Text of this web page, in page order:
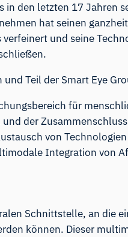
in den letzten 17 Jahren
hat seinen
und seine
Teil der Smart Eye
für
der
von
Integration von
Schnittstelle, an die
können. Dieser